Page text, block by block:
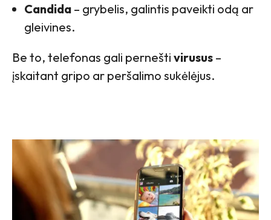
Candida – grybelis, galintis paveikti odą ar
gleivines.
Be to, telefonas gali pernešti virusus –
įskaitant gripo ar peršalimo sukėlėjus.